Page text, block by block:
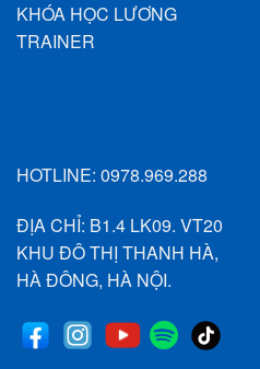
KHÓA HỌC LƯƠNG
TRAINER
HOTLINE: 0978.969.288
ĐỊA CHỈ: B1.4 LK09. VT20
KHU ĐÔ THỊ THANH HÀ,
HÀ ĐÔNG, HÀ NỘI.